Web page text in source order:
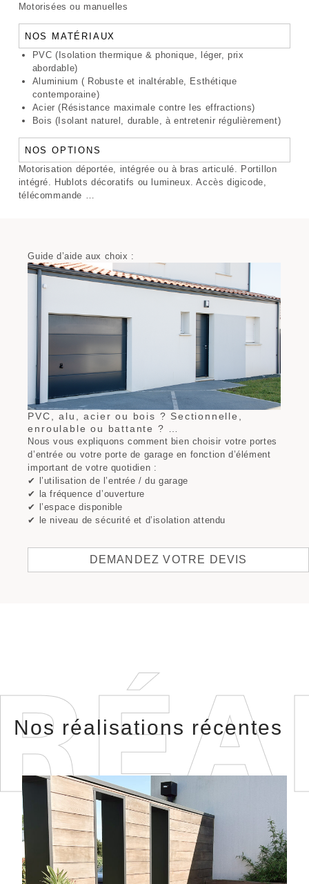
Motorisées ou manuelles
NOS MATÉRIAUX
PVC (Isolation thermique & phonique, léger, prix
abordable)
Aluminium ( Robuste et inaltérable, Esthétique
contemporaine)
Acier (Résistance maximale contre les effractions)
Bois (Isolant naturel, durable, à entretenir régulièrement)
NOS OPTIONS
Motorisation déportée, intégrée ou à bras articulé. Portillon
intégré. Hublots décoratifs ou lumineux. Accès digicode,
télécommande …
Guide d’aide aux choix :
PVC, alu, acier ou bois ? Sectionnelle,
enroulable ou battante ? …
Nous vous expliquons comment bien choisir votre portes
d’entrée ou votre porte de garage en fonction d’élément
important de votre quotidien :
✔ l’utilisation de l’entrée / du garage
✔ la fréquence d’ouverture
✔ l’espace disponible
✔ le niveau de sécurité et d’isolation attendu
DEMANDEZ VOTRE DEVIS
Nos réalisations récentes